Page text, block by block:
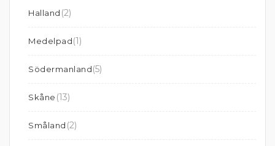
Halland (2)
Medelpad(1)
Södermanland(5)
Skåne (13)
Småland (2)